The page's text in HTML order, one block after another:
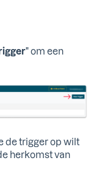
" om een
de trigger op wilt
herkomst van